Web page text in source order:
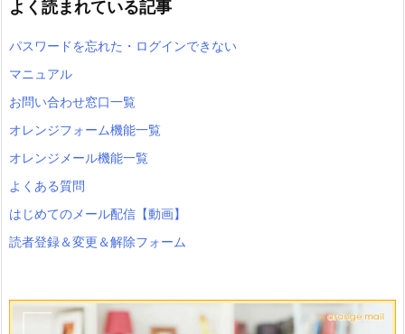
よく読まれている記事
パスワードを忘れた・ログインできない
マニュアル
お問い合わせ窓口一覧
オレンジフォーム機能一覧
オレンジメール機能一覧
よくある質問
はじめてのメール配信【動画】
読者登録＆変更＆解除フォーム